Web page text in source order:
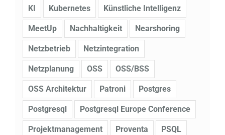
KI Kubernetes Künstliche Intelligenz
MeetUp Nachhaltigkeit Nearshoring
Netzbetrieb Netzintegration
Netzplanung OSS OSS/BSS
OSS Architektur Patroni Postgres
Postgresql Postgresql Europe Conference
Projektmanagement Proventa PSQL